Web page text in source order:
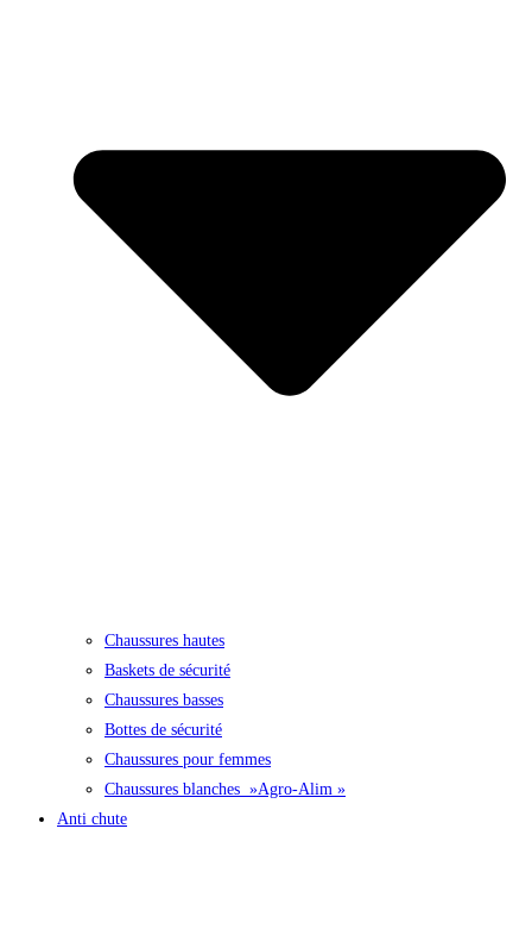
Chaussures hautes
Baskets de sécurité
Chaussures basses
Bottes de sécurité
Chaussures pour femmes
Chaussures blanches »Agro-Alim »
Anti chute